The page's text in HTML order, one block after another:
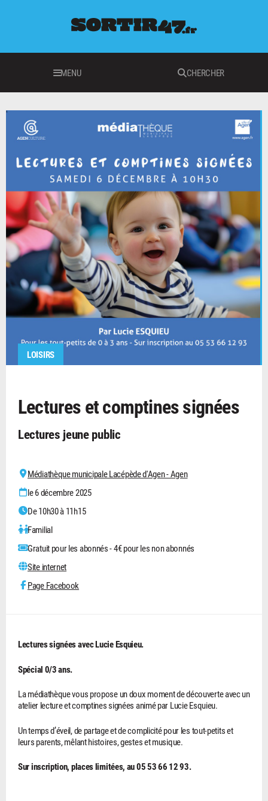
MENU CHERCHER
LOISIRS
Lectures et comptines signées
Lectures jeune public
Médiathèque municipale Lacépède d'Agen - Agen
le 6 décembre 2025
De 10h30 à 11h15
Familial
Gratuit pour les abonnés - 4€ pour les non abonnés
Site internet
Page Facebook
Lectures signées avec Lucie Esquieu.
Spécial 0/3 ans.
La médiathèque vous propose un doux moment de découverte avec un
atelier lecture et comptines signées animé par Lucie Esquieu.
Un temps d’éveil, de partage et de complicité pour les tout-petits et
leurs parents, mêlant histoires, gestes et musique.
Sur inscription, places limitées, au 05 53 66 12 93.